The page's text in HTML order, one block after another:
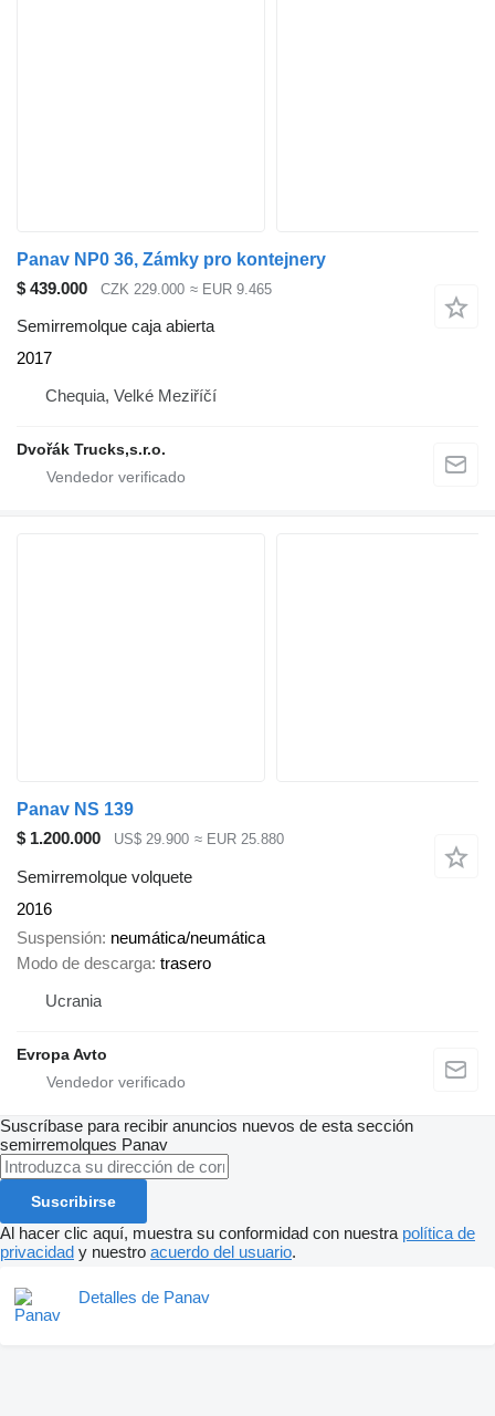
Panav NP0 36, Zámky pro kontejnery
$ 439.000
CZK 229.000 ≈ EUR 9.465
Semirremolque caja abierta
2017
Chequia, Velké Meziříčí
Dvořák Trucks,s.r.o.
Panav NS 139
$ 1.200.000
US$ 29.900 ≈ EUR 25.880
Semirremolque volquete
2016
Suspensión neumática/neumática
Modo de descarga trasero
Ucrania
Evropa Avto
Suscríbase para recibir anuncios nuevos de esta sección
semirremolques Panav
Suscribirse
Al hacer clic aquí, muestra su conformidad con nuestra política de
privacidad y nuestro acuerdo del usuario.
Detalles de Panav